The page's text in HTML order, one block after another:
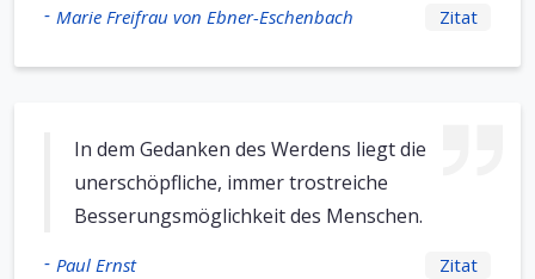
- Marie Freifrau von Ebner-Eschenbach Zitat
In dem Gedanken des Werdens liegt die
unerschöpfliche, immer trostreiche
Besserungsmöglichkeit des Menschen.
- Paul Ernst Zitat